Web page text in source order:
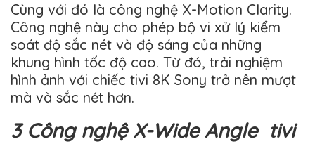
Cùng với đó là công nghệ X-Motion Clarity.
Công nghệ này cho phép bộ vi xử lý kiểm
soát độ sắc nét và độ sáng của những
khung hình tốc độ cao. Từ đó, trải nghiệm
hình ảnh với chiếc tivi 8K Sony trở nên mượt
mà và sắc nét hơn.
3 Công nghệ X-Wide Angle tivi